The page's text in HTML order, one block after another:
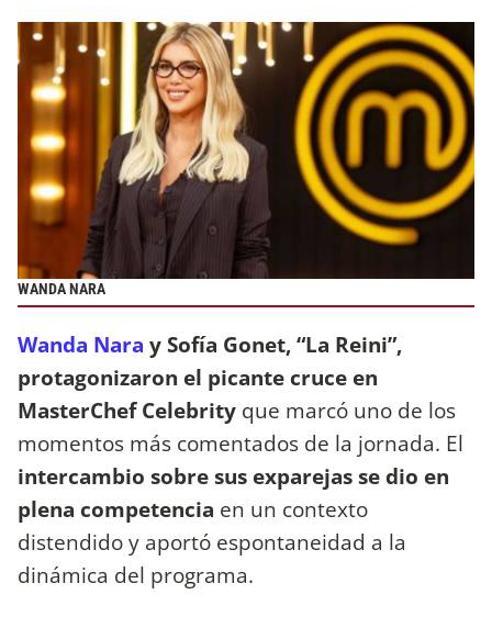
WANDA NARA
Wanda Nara y Sofía Gonet, “La Reini”,
protagonizaron el picante cruce en
MasterChef Celebrity que marcó uno de los
momentos más comentados de la jornada. El
intercambio sobre sus exparejas se dio en
plena competencia en un contexto
distendido y aportó espontaneidad a la
dinámica del programa.